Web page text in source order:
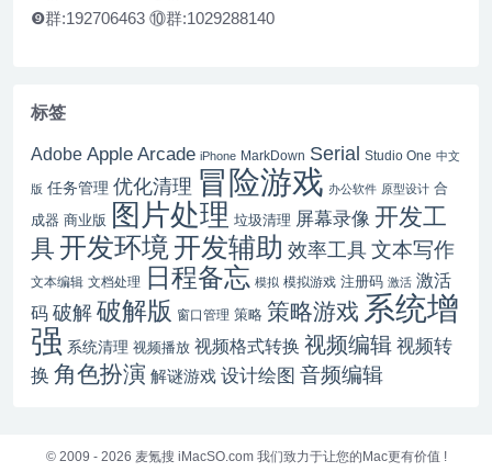
❾群:192706463 ⑩群:1029288140
标签
Adobe Apple Arcade iPhone MarkDown Serial Studio One 中文
版 任务管理 优化清理 冒险游戏 办公软件 原型设计 合
成器 商业版 图片处理 垃圾清理 屏幕录像 开发工
具 开发环境开发辅助 效率工具 文本写作
文本编辑 文档处理 日程备忘 模拟 模拟游戏 注册码 激活 激活
码 破解破解版 窗口管理 策略 策略游戏 系统增
强 系统清理 视频播放 视频格式转换 视频编辑 视频转
换 角色扮演 解谜游戏 设计绘图 音频编辑
© 2009 - 2026 麦氪搜 iMacSO.com 我们致力于让您的Mac更有价值 !